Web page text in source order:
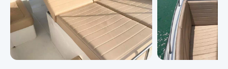
Die beliebteste Route fuehrt nach Koh Tan und Koh
Madsum suedlich von Koh Samui. Koh Tan ist beruehmt
fuer seine spektakulaeren Korallenriffe - kristallklares
Wasser und reiches Meeresleben machen es zu einem